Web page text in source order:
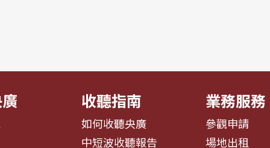
收聽指南
如何收聽央廣
中短波收聽報告
業務服務
參觀申請
場地出租